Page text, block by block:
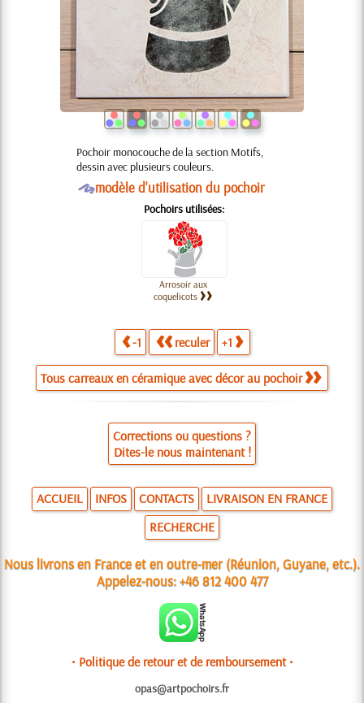
Pochoir monocouche de la section Motifs,
dessin avec plusieurs couleurs.
Omodèle d'utilisation du pochoir
Pochoirs utilisées:
Arrosoir aux
coquelicots
-1 reculer +1
Tous carreaux en céramique avec décor au pochoir
Corrections ou questions ?
Dites-le nous maintenant !
ACCUEIL INFOS CONTACTS
LIVRAISON EN FRANCE
RECHERCHE
Nous livrons en France et en outre-mer (Réunion, Guyane, etc.).
Appelez-nous:+46 812 400 477
• Politique de retour et de remboursement •
opas@artpochoirs.fr